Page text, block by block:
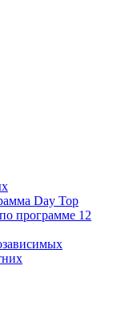
Day Top
программе 12